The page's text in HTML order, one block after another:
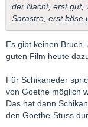
der Nacht, erst gut,
Sarastro, erst böse
Es gibt keinen
guten Film heute
Für Schikaneder
von Goethe möglich
Das hat dann
den Goethe-Stuss